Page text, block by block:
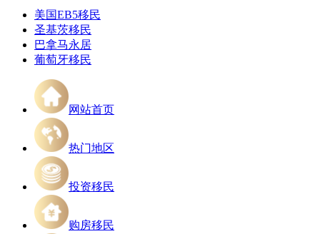
美国EB5移民
圣基茨移民
巴拿马永居
葡萄牙移民
网站首页
热门地区
投资移民
购房移民